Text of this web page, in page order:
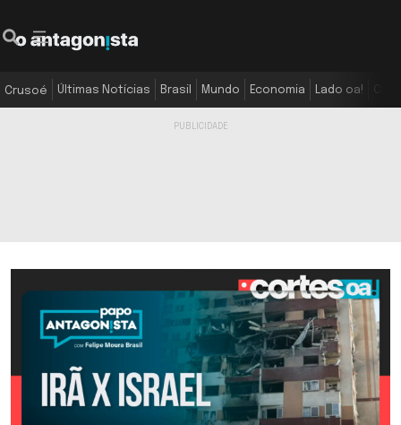
Crusoé Últimas Notícias Brasil Mundo Economia Lado oa!